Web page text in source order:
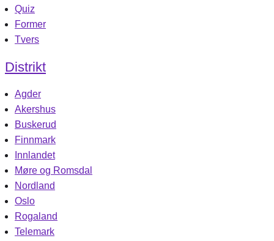
Quiz
Former
Tvers
Distrikt
Agder
Akershus
Buskerud
Finnmark
Innlandet
Møre og Romsdal
Nordland
Oslo
Rogaland
Telemark